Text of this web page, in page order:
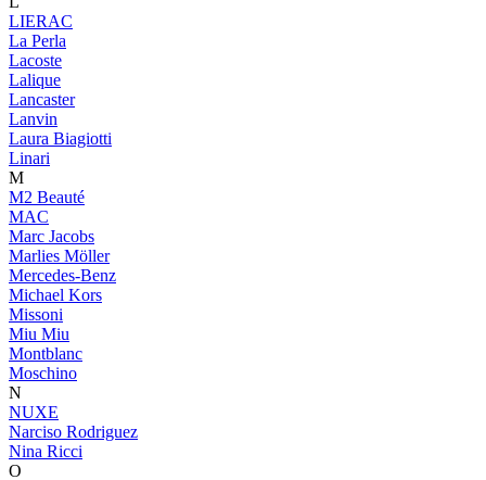
LIERAC
La Perla
Lacoste
Lalique
Lancaster
Lanvin
Laura Biagiotti
Linari
M
M2 Beauté
MAC
Marc Jacobs
Marlies Möller
Mercedes-Benz
Michael Kors
Missoni
Miu Miu
Montblanc
Moschino
N
NUXE
Narciso Rodriguez
Nina Ricci
O